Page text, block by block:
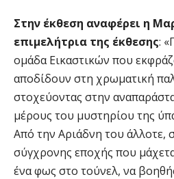
Στην έκθεση αναφέρει η
επιμελήτρια της έκθεσης:
ομάδα Εικαστικών που
αποδίδουν στη χρωματική
στοχεύοντας στην
μέρους του μυστηρίου της
Από την Αριάδνη του άλλοτε,
σύγχρονης εποχής που
ένα φως στο τούνελ, να